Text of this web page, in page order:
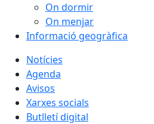
On dormir
On menjar
Informació geogràfica
Notícies
Agenda
Avisos
Xarxes socials
Butlletí digital